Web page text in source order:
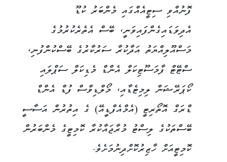
ފޮނުއްވި ސިޓީއެއްގައި މެންބަރު ކުޑޫ
އެދިވަޑައިގެންފައިވަނީ، ބޭސް އެތެރެކުރުމުގެ
މަސްއޫލިއްޔަތު އަދާކުރާ ސަރުކާރުގެ ބޭސްކުންފުނި،
ސްޓޭޓް ފާމަސޫޓިކަލް އެންޑް މެޑިކަލް ސަޕްލައި
ކޯޕަރޭޝަން ލިމިޓެޑާއި، މޯލްޑިވްސް ފުޑް އެންޑް
ޑްރަގް އޮތޯރިޓީ (އެމްއެފްޑީއޭ) ގެ އިތުރުން އަސާސީ
ބޭސްތަކުގެ ލިސްޓު މުރާޖައާކުރާ ކޮމިޓީގެ މެންބަރުން
ކޮމިޓީއަށް ހާޒިރުކޮށްދިނުމަށެވެ.